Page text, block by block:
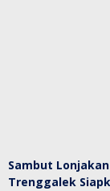
Sambut
Trenggalek